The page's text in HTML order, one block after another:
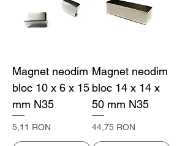
Magnet neodim
bloc 10 x 6 x 15
mm N35
Preț
5,11 RON
Magnet neodim
bloc 14 x 14 x
50 mm N35
Preț
44,75 RON